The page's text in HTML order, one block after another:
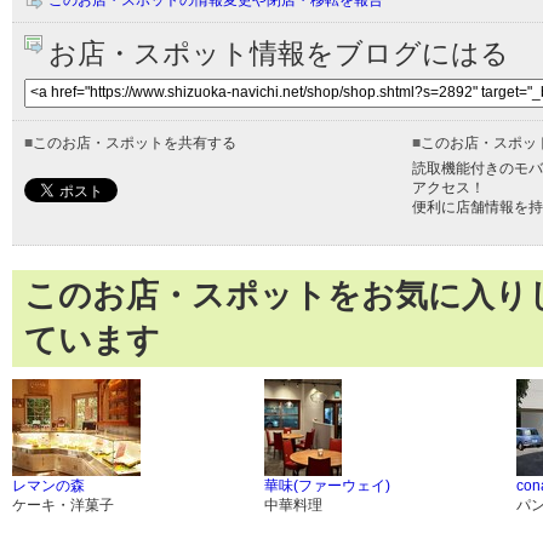
お店・スポット情報をブログにはる
■ このお店・スポットを共有する ■ このお店・スポ
読取機能付きのモ
アクセス！
便利に店舗情報を
このお店・スポットをお気に入
ています
レマンの森
ケーキ・洋菓子
華味(ファーウェイ)
中華料理
パ